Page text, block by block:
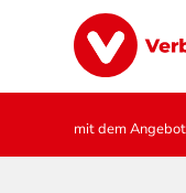
Image
mit dem Angebot